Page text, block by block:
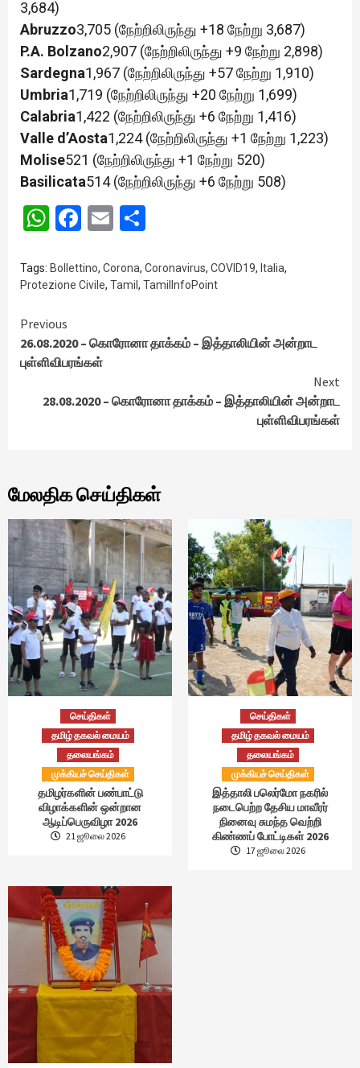
3,684)
Abruzzo3,705 (நேற்றிலிருந்து +18 நேற்று 3,687)
P.A. Bolzano2,907 (நேற்றிலிருந்து +9 நேற்று 2,898)
Sardegna1,967 (நேற்றிலிருந்து +57 நேற்று 1,910)
Umbria1,719 (நேற்றிலிருந்து +20 நேற்று 1,699)
Calabria1,422 (நேற்றிலிருந்து +6 நேற்று 1,416)
Valle d’Aosta1,224 (நேற்றிலிருந்து +1 நேற்று 1,223)
Molise521 (நேற்றிலிருந்து +1 நேற்று 520)
Basilicata514 (நேற்றிலிருந்து +6 நேற்று 508)
WhatsApp
Facebook
Email
Tags: Bollettino, Corona, Coronavirus, COVID19, Italia,
Protezione Civile, Tamil , TamilInfoPoint
Continue
Reading
Previous
26.08.2020 – கொரோனா தாக்கம் – இத்தாலியின் அன்றாட
புள்ளிவிபரங்கள்
Next
28.08.2020 – கொரோனா தாக்கம் – இத்தாலியின் அன்றாட
புள்ளிவிபரங்கள்
மேலதிக செய்திகள்
செய்திகள்
தமிழ் தகவல் மையம்
தலையங்கம்
முக்கியச் செய்திகள்
தமிழர்களின் பண்பாட்டு
விழாக்களின் ஒன்றான
ஆடிப்பெருவிழா 2026
21 ஜூலை 2026
செய்திகள்
தமிழ் தகவல் மையம்
தலையங்கம்
முக்கியச் செய்திகள்
இத்தாலி பலெர்மோ நகரில்
நடைபெற்ற தேசிய மாவீரர்
நினைவு சுமந்த வெற்றி
கிண்ணப் போட்டிகள் 2026
17 ஜூலை 2026